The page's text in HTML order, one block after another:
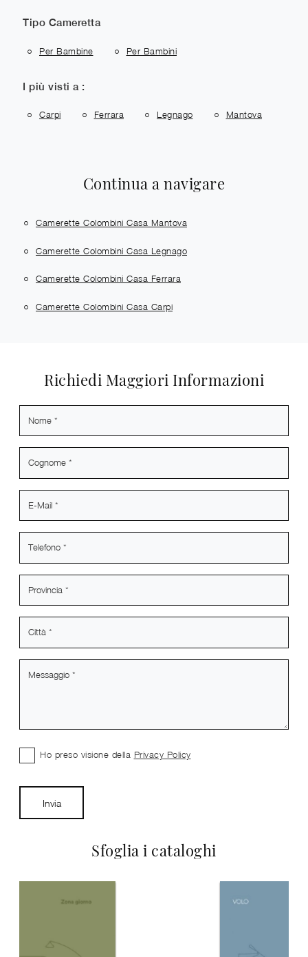
Tipo Cameretta
Per Bambine Per Bambini
I più visti a :
Carpi Ferrara Legnago Mantova
Continua a navigare
Camerette Colombini Casa Mantova
Camerette Colombini Casa Legnago
Camerette Colombini Casa Ferrara
Camerette Colombini Casa Carpi
Sfoglia i cataloghi
Richiedi Maggiori Informazioni
Ho preso visione della Privacy Policy
Invia